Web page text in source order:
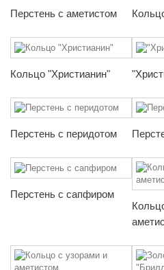
Перстень с аметистом
Кольцо "Христианин"
Перстень с перидотом
Перстень с сапфиром